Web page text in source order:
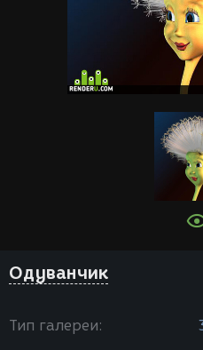
Одуванчик
Тип галереи: